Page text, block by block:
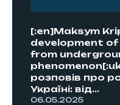
[:en]Maksym
development
from
розповів про
Україні: від...
06.05.2025